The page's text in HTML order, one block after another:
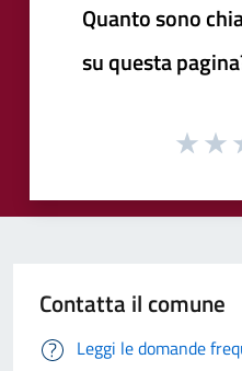
Quanto sono
su questa
Contatta il comune
Leggi le domande